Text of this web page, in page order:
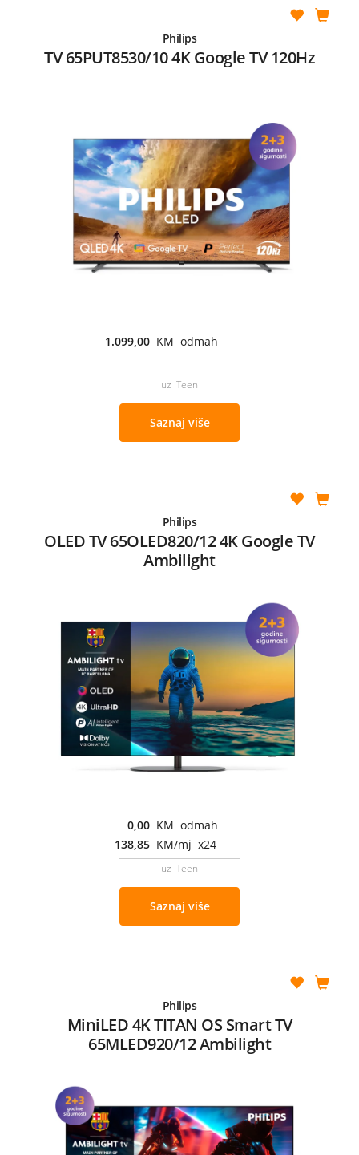
Philips
TV 65PUT8530/10 4K Google TV 120Hz
1.099,00 KM odmah
uz Teen
Saznaj više
Philips
OLED TV 65OLED820/12 4K Google TV
Ambilight
0,00 KM odmah
138,85 KM/mj x24
uz Teen
Saznaj više
Philips
MiniLED 4K TITAN OS Smart TV
65MLED920/12 Ambilight